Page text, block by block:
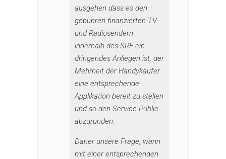
ausgehen dass es den
gebühren finanzierten TV-
und Radiosendern
innerhalb des SRF ein
dringendes Anliegen ist, der
Mehrheit der Handykäufer
eine entsprechende
Applikation bereit zu stellen
und so den Service Public
abzurunden.
Daher unsere Frage, wann
mit einer entsprechenden